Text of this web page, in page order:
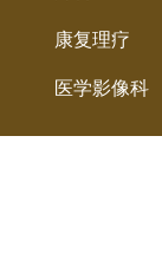
康复理疗
医学影像科